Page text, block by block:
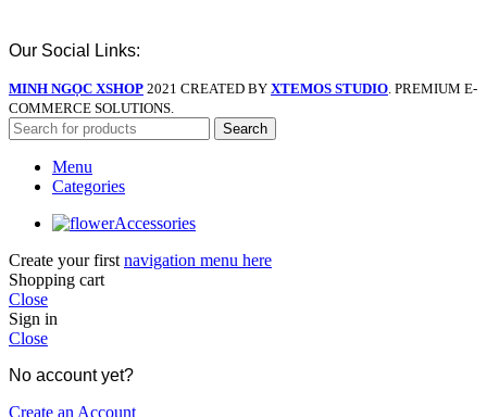
Our Social Links:
MINH NGỌC XSHOP 2021 CREATED BY XTEMOS STUDIO . PREMIUM E-
COMMERCE SOLUTIONS.
Search
Menu
Categories
Accessories
Create your first navigation menu here
Shopping cart
Close
Sign in
Close
No account yet?
Create an Account